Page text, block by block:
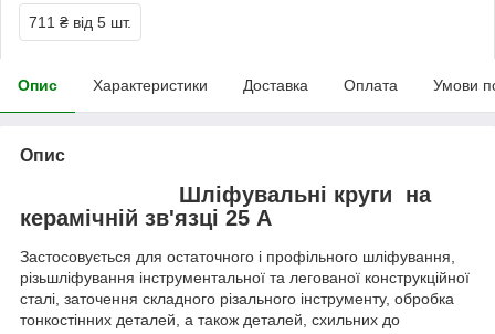
711 ₴ від 5 шт.
Опис Характеристики Доставка Оплата Умови
Опис
Шліфувальні круги на
керамічній зв'язці 25 А
Застосовується для остаточного і профільного шліфування,
різьшліфування інструментальної та легованої конструкційної
сталі, заточення складного різального інструменту, обробка
тонкостінних деталей, а також деталей, схильних до